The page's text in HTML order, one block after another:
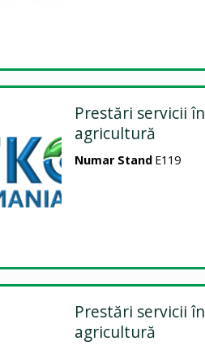
Prestări servicii în
agricultură
Numar Stand E119
Prestări servicii în
agricultură